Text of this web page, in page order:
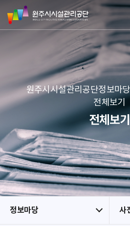
네
본문 바로가기
메뉴 바로가기
원
주
시
리
공
단
원주시시설관리공단정보마
전체보기
전체보기
정보마당 사